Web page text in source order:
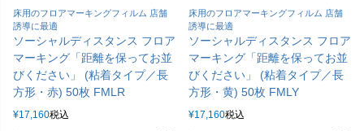
床用のフロアマーキングフィルム 店舗
誘導に最適
ソーシャルディスタンス フロア
マーキング「距離を保ってお並
びください」 (粘着タイプ／長
方形・赤) 50枚 FMLR
¥17,160税込
床用のフロアマーキングフィルム 店舗
誘導に最適
ソーシャルディスタンス フロア
マーキング「距離を保ってお並
びください」 (粘着タイプ／長
方形・黄) 50枚 FMLY
¥17,160税込